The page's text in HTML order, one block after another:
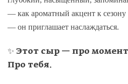
— как ароматный акцент к
— он приглашает наслаждаться.
✨ Этот сыр — про
Про тебя.